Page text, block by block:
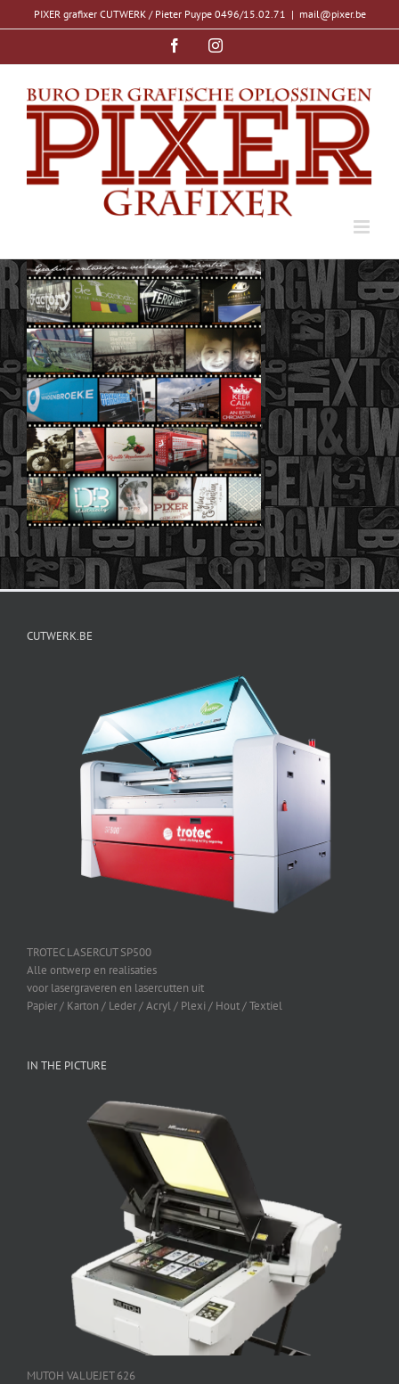
naar
PIXER grafixer CUTWERK / Pieter Puype 0496/15.02.71 | mail@pixer.be
FacebookInstagram
CUTWERK.BE
TROTEC LASERCUT SP500
Alle ontwerp en realisaties
voor lasergraveren en lasercutten uit
Papier / Karton / Leder / Acryl / Plexi / Hout / Textiel
IN THE PICTURE
MUTOH VALUEJET 626